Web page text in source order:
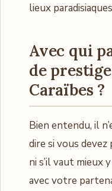
lieux
Avec qui
de
Caraïbes ?
Bien entendu, il
dire si vous
ni s’il vaut mieux
avec votre